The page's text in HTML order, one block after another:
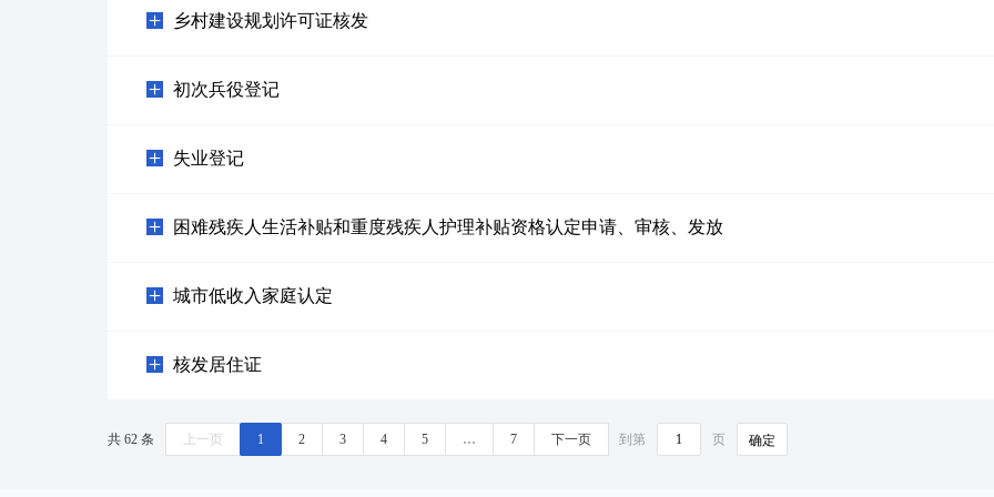
乡村建设规划许可证核发
初次兵役登记
失业登记
困难残疾人生活补贴和重度残疾人护理补贴资格认定申请、审核、发放
城市低收入家庭认定
核发居住证
共 62 条 上一页 1 2 3 4 5 … 7 下一页 到第 页 确定